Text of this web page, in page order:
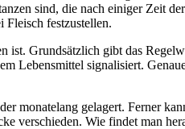
sind, die nach einiger Zeit
Fleisch festzustellen.
ist. Grundsätzlich gibt das
Lebensmittel signalisiert.
gelagert. Ferner
verschieden. Wie findet man